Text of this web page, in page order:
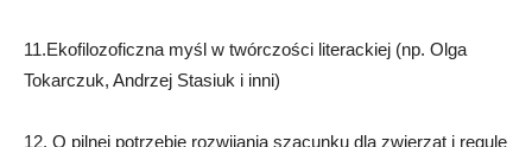
11.Ekofilozoficzna myśl w twórczości literackiej (np. Olga
Tokarczuk, Andrzej Stasiuk i inni)
12. O pilnej potrzebie rozwijania szacunku dla zwierząt i regule